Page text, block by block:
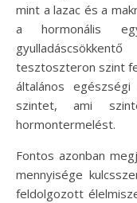
mint a lazac és a
a hormonális
tesztoszteron szint
általános
szintet, ami
hormontermelést.
Fontos azonban
mennyisége
feldolgozott